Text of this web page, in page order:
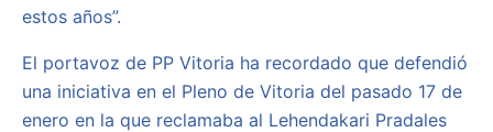
estos años”.
El portavoz de PP Vitoria ha recordado que defendió
una iniciativa en el Pleno de Vitoria del pasado 17 de
enero en la que reclamaba al Lehendakari Pradales